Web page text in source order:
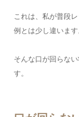
これは、私が普段
例とは少し違います
そんな口が回らな
す。